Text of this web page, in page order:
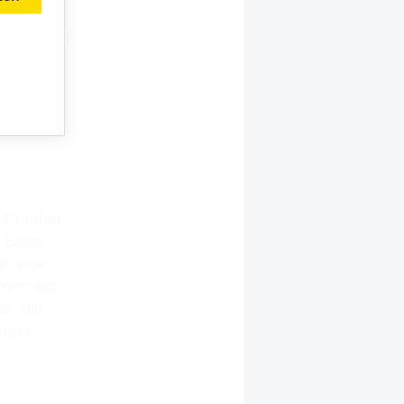
und
für die